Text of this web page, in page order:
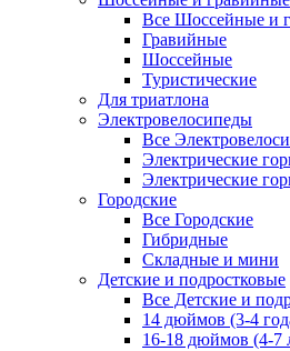
Все Шоссейные и
Гравийные
Шоссейные
Туристические
Для триатлона
Электровелосипеды
Все
Электрические
Электрические
Городские
Все Городские
Гибридные
Складные и мини
Детские и подростковые
Все Детские и
14 дюймов (3-4
16-18 дюймов (4-7